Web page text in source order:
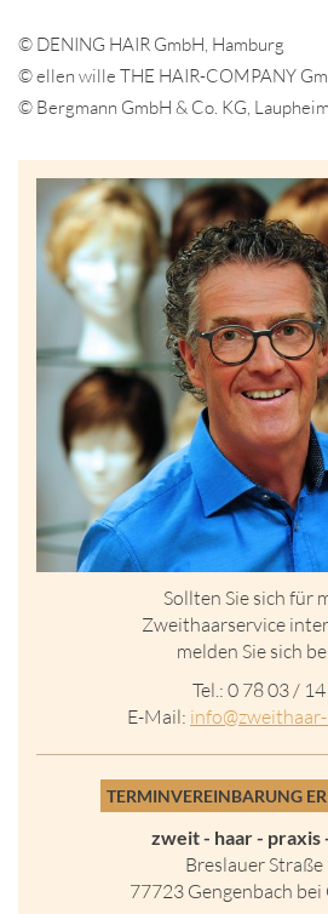
© DENING HAIR GmbH, Hamburg
© ellen wille THE HAIR-COMPANY
© Bergmann GmbH & Co. KG, Laupheim
Sollten Sie sich für
Zweithaarservice
melden Sie sich
Tel.: 0 78 03 /
E-Mail: info@zweithaar-
TERMINVEREINBARUNG
zweit - haar - praxis
Breslauer Straße
77723 Gengenbach